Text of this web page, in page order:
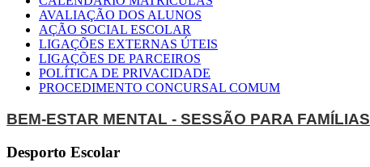
AVALIAÇÃO DOS ALUNOS
AÇÃO SOCIAL ESCOLAR
LIGAÇÕES EXTERNAS ÚTEIS
LIGAÇÕES DE PARCEIROS
POLÍTICA DE PRIVACIDADE
PROCEDIMENTO CONCURSAL COMUM
BEM-ESTAR MENTAL - SESSÃO PARA FAMÍLIAS
Desporto Escolar